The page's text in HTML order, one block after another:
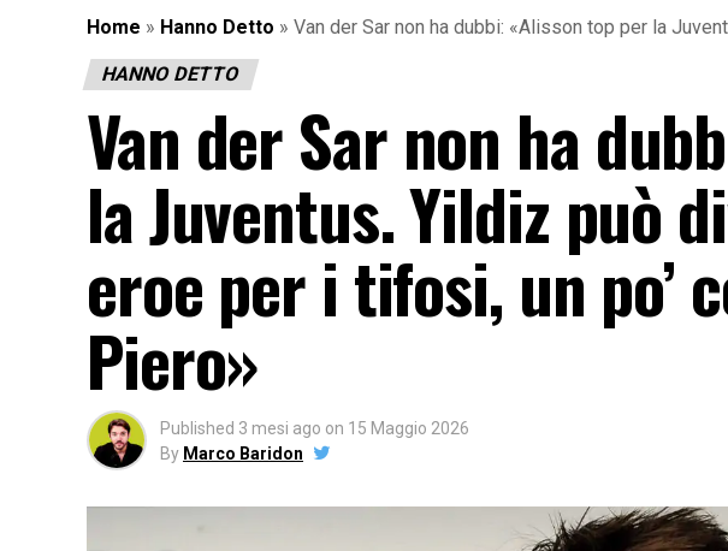
Home » Hanno Detto » Van der Sar non ha dubbi: «Alisson top per la
HANNO DETTO
Van der Sar non ha
la Juventus. Yildiz può
eroe per i tifosi, un po’
Piero»
Published 3 mesi ago on 15 Maggio 2026
By Marco Baridon